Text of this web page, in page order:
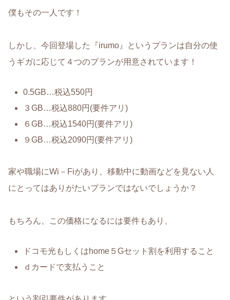
僕もその一人です！
しかし、今回登場した『irumo』というプランは自分の使
うギガに応じて４つのプランが用意されています！
0.5GB…税込550円
３GB…税込880円(要件アリ)
６GB…税込1540円(要件アリ)
９GB…税込2090円(要件アリ)
家や職場にWi－Fiがあり、移動中に動画などを見ない人
にとってはありがたいプランではないでしょうか？
もちろん、この価格になるには要件もあり、
ドコモ光もしくはhome５Gセット割を利用すること
ｄカードで支払うこと